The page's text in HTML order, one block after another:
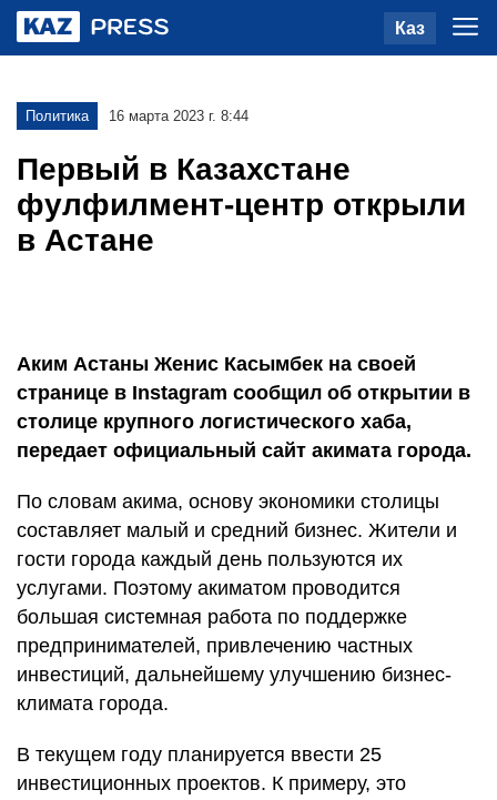
Каз
Политика 16 марта 2023 г. 8:44
Первый в Казахстане
фулфилмент-центр открыли
в Астане
Аким Астаны Женис Касымбек на своей
странице в Instagram сообщил об открытии в
столице крупного логистического хаба,
передает официальный сайт акимата города.
По словам акима, основу экономики столицы
составляет малый и средний бизнес. Жители и
гости города каждый день пользуются их
услугами. Поэтому акиматом проводится
большая системная работа по поддержке
предпринимателей, привлечению частных
инвестиций, дальнейшему улучшению бизнес-
климата города.
В текущем году планируется ввести 25
инвестиционных проектов. К примеру, это